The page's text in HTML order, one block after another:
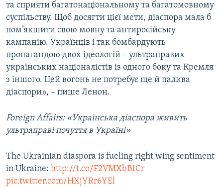
та сприяти багатонаціональному та багатомовному
суспільству. Щоб досягти цієї мети, діаспора мала б
пом’якшити свою мовну та антиросійську
кампанію. Українців і так бомбардують
пропагандою двох ідеологій – ультраправих
українських націоналістів із одного боку та Кремля
з іншого. Цей вогонь не потребує ще й палива
діаспори», – пише Ленон.
ForeignAffairs: «Українська діаспора живить
ультраправі почуття в Україні»
The Ukrainian diaspora is fueling right wing sentiment
in Ukraine: http://t.co/F2VMXbB1Cr
pic.twitter.com/HXjYRr6YEl